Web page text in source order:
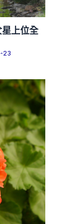
上位全
23